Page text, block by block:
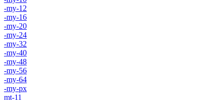
-my-12
-my-16
-my-20
-my-24
-my-32
-my-40
-my-48
-my-56
-my-64
-my-px
mt-11